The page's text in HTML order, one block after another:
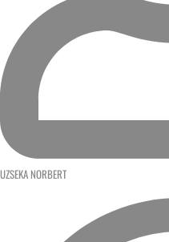
UZSEKA NORBERT